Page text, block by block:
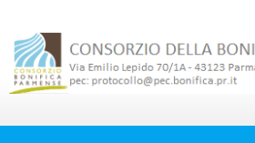
content